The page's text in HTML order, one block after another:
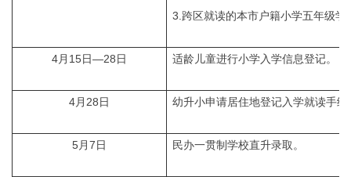
3.跨区就读的本市户籍小学五年级
4月15日—28日 适龄儿童进行小学入学信息登记。
4月28日 幼升小申请居住地登记入学就读手续
5月7日 民办一贯制学校直升录取。